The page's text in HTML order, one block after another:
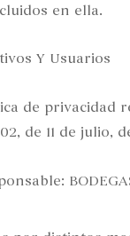
en ella.
Y Usuarios
de privacidad
de 11 de julio,